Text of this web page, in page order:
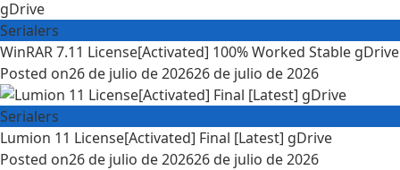
Serialers
WinRAR 7.11 License[Activated] 100% Worked Stable gDrive
Posted on26 de julio de 202626 de julio de 2026
Serialers
Lumion 11 License[Activated] Final [Latest] gDrive
Posted on26 de julio de 202626 de julio de 2026